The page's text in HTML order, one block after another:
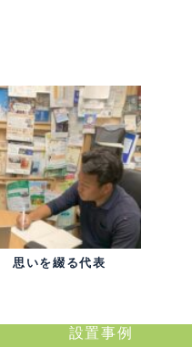
思いを綴る代表
設置事例